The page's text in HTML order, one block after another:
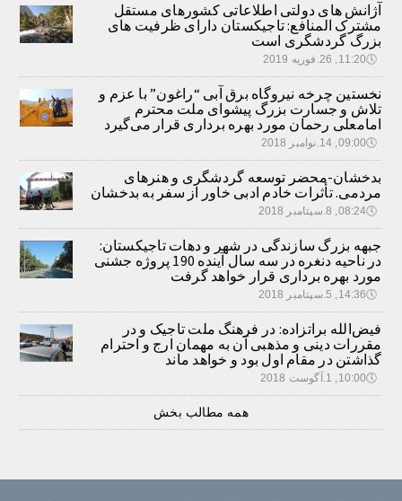
آژانش های دولتی اطلاعاتی کشورهای مستقل
مشترک المنافع: تاجیکستان دارای ظرفیت های
بزرگ گردشگری است
🕔11:20, 26.فوریه 2019
نخستین چرخه نیروگاه برق آبی “راغون” با عزم و
تلاش و جسارت بزرگ پیشوای ملت محترم
امامعلی رحمان مورد بهره برداری قرار می‌گیرد
🕔09:00, 14.نوامبر 2018
بدخشان-محضر توسعه گردشگری و هنرهای
مردمی. تأثرات خادم ادبی خاور از سفر به بدخشان
🕔08:24, 8.سپتامبر 2018
جبهه بزرگ سازندگی در شهر و دهات تاجیکستان:
در ناحیه دنغره در سه سال آینده 190 پروژه جشنی
مورد بهره برداری قرار خواهد گرفت
🕔14:36, 5.سپتامبر 2018
فیض‌الله براتزاده: در فرهنگ ملت تاجیک و در
مقررات دینی و مذهبی آن به مهمان ارج و احترام
گذاشتن در مقام اول بود و خواهد ماند
🕔10:00, 1.آگوست 2018
همه مطالب بخش